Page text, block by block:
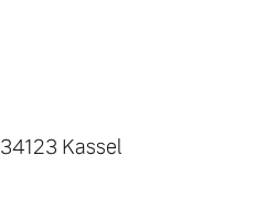
34123 Kassel